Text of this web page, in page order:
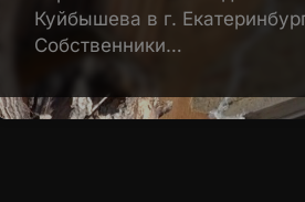
Куйбышева в г.
Собственники…